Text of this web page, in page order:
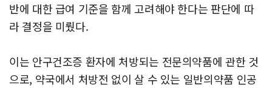
반에 대한 급여 기준을 함께 고려해야 한다는 판단에 따
라 결정을 미뤘다.
이는 안구건조증 환자에 처방되는 전문의약품에 관한 것
으로, 약국에서 처방전 없이 살 수 있는 일반의약품 인공